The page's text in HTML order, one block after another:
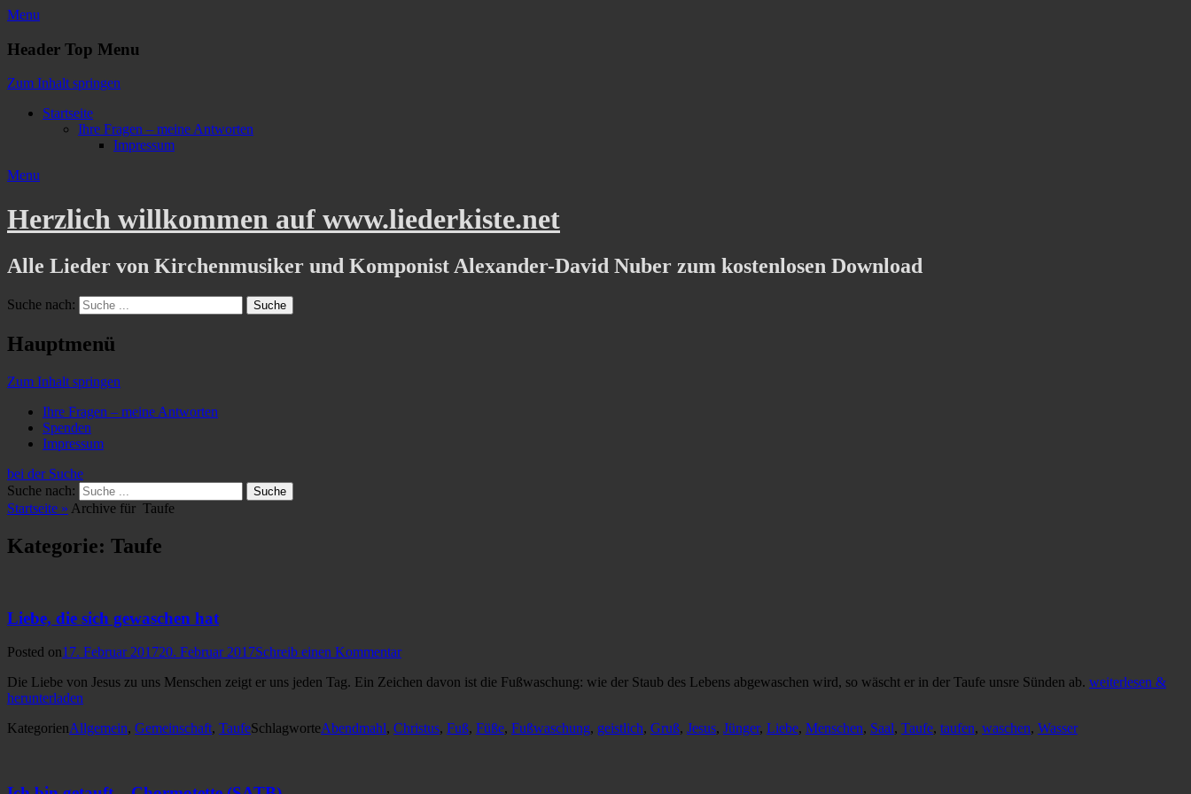
Menu
Header Top Menu
Zum Inhalt springen
Startseite
Ihre Fragen – meine Antworten
Impressum
Menu
Herzlich willkommen auf www.liederkiste.net
Alle Lieder von Kirchenmusiker und Komponist Alexander-David Nuber zum kostenlosen Download
Suche nach:
Hauptmenü
Zum Inhalt springen
Ihre Fragen – meine Antworten
Spenden
Impressum
bei der Suche
Suche nach:
Startseite » Archive für Taufe
Kategorie: Taufe
Liebe, die sich gewaschen hat
Posted on17. Februar 201720. Februar 2017Schreib einen Kommentar
Die Liebe von Jesus zu uns Menschen zeigt er uns jeden Tag. Ein Zeichen davon ist die Fußwaschung: wie der Staub des Lebens abgewaschen wird, so wäscht er in der Taufe unsre Sünden ab. weiterlesen &
herunterladen
KategorienAllgemein, Gemeinschaft, TaufeSchlagworteAbendmahl, Christus, Fuß, Füße, Fußwaschung, geistlich, Gruß, Jesus, Jünger, Liebe, Menschen, Saal, Taufe, taufen, waschen, Wasser